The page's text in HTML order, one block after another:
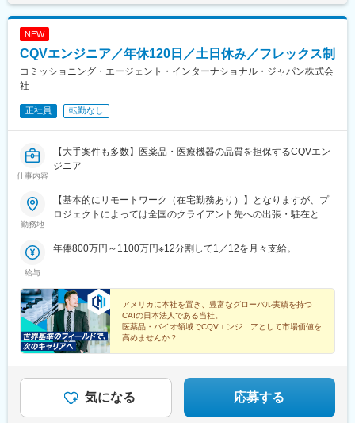
変更の範囲：会社の定める業務
NEW
CQVエンジニア／年休120日／土日休み／フレックス制
コミッショニング・エージェント・インターナショナル・ジャパン株式会
社
正社員 転勤なし
仕事内容
【大手案件も多数】医薬品・医療機器の品質を担保するCQVエン
ジニア
勤務地
【基本的にリモートワーク（在宅勤務あり）】となりますが、プ
ロジェクトによっては全国のクライアント先への出張・駐在とな
慮の上決定いたします。
給与
年俸800万円～1100万円※12分割して1／12を月々支給。
アメリカに本社を置き、豊富なグローバル実績を持つ
CAIの日本法人である当社。
医薬品・バイオ領域でCQVエンジニアとして市場価値を
高めませんか？
◎グローバル基準の環境
◎トレーニング制度充実
気になる 応募する